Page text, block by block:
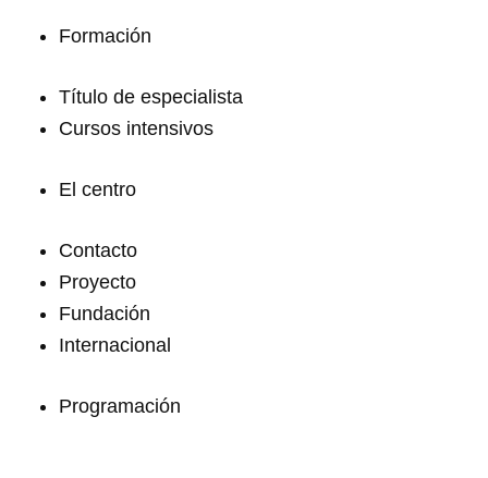
f
Formación
Título de especialista
Cursos intensivos
El centro
Contacto
Proyecto
Fundación
Internacional
Programación